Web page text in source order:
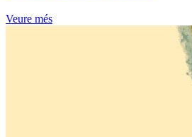
Veure més